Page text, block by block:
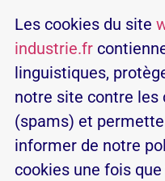
Les cookies du site
industrie.fr
linguistiques,
notre site contre les
(spams) et
informer de notre
cookies une fois